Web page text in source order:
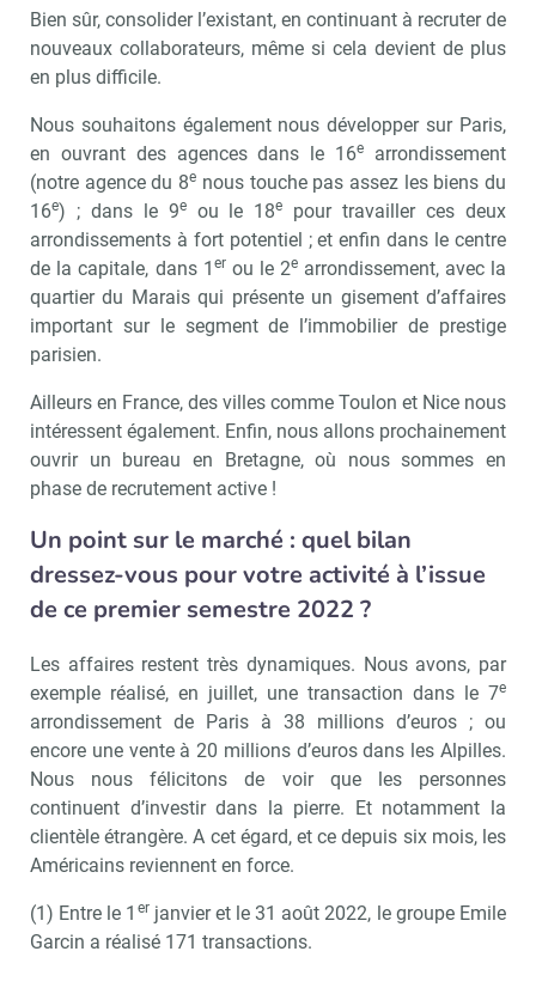
Bien sûr, consolider l’existant, en continuant à recruter de
nouveaux collaborateurs, même si cela devient de plus
en plus difficile.
Nous souhaitons également nous développer sur Paris,
en ouvrant des agences dans le 16e
arrondissement
(notre agence du 8e nous touche pas assez les biens du
16e) ; dans le 9eou le 18e
pour travailler ces deux
arrondissements à fort potentiel ; et enfin dans le centre
de la capitale, dans 1 erou le 2e arrondissement, avec la
quartier du Marais qui présente un gisement d’affaires
important sur le segment de l’immobilier de prestige
parisien.
Ailleurs en France, des villes comme Toulon et Nice nous
intéressent également. Enfin, nous allons prochainement
ouvrir un bureau en Bretagne, où nous sommes en
phase de recrutement active !
Un point sur le marché : quel bilan
dressez-vous pour votre activité à l’issue
de ce premier semestre 2022 ?
Les affaires restent très dynamiques. Nous avons, par
exemple réalisé, en juillet, une transaction dans le 7e
arrondissement de Paris à 38 millions d’euros ; ou
encore une vente à 20 millions d’euros dans les Alpilles.
Nous nous félicitons de voir que les personnes
continuent d’investir dans la pierre. Et notamment la
clientèle étrangère. A cet égard, et ce depuis six mois, les
Américains reviennent en force.
(1) Entre le 1 erjanvier et le 31 août 2022, le groupe Emile
Garcin a réalisé 171 transactions.
Recevoir Immo Matin
Valider
Non merci, je reçois déjà
!
Je déciderai plus
tard